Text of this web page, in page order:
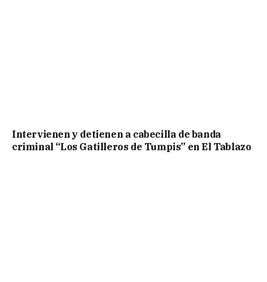
Intervienen y detienen a cabecilla de banda
criminal “Los Gatilleros de Tumpis” en El Tablazo